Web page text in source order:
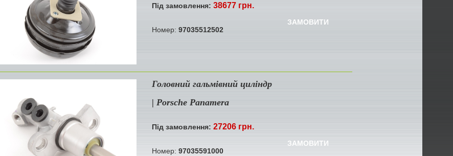
Під замовлення: 38677 грн.
ЗАМОВИТИ
Номер: 97035512502
Головний гальмівний циліндр
| Porsche Panamera
Під замовлення: 27206 грн.
ЗАМОВИТИ
Номер: 97035591000